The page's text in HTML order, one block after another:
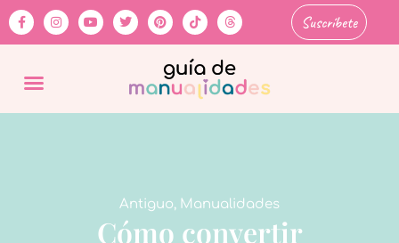
Suscríbete
Antiguo, Manualidades
Cómo convertir